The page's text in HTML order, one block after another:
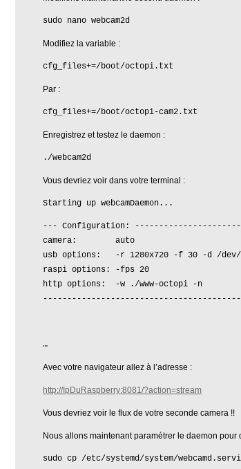
sudo nano webcam2d
Modifiez la variable :
cfg_files+=/boot/octopi.txt
Par :
cfg_files+=/boot/octopi-cam2.txt
Enregistrez et testez le daemon :
./webcam2d
Vous devriez voir dans votre terminal :
Starting up webcamDaemon...
--- Configuration:
camera: auto
usb options: -r 1280x720 -f 30 -d /dev/
raspi options: -fps 20
http options: -w ./www-octopi -n
…
Avec votre navigateur allez à l’adresse :
http://IpDuRaspberry:8081/?action=stream
Vous devriez voir le flux de votre seconde camera !!
Nous allons maintenant paramétrer le daemon
sudo cp /etc/systemd/system/